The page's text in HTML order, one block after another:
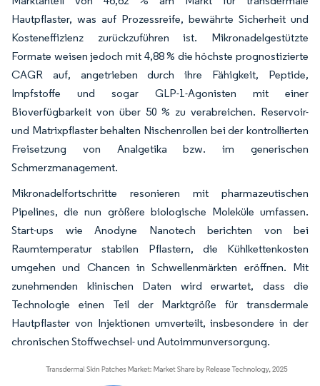
Hautpflaster, was auf Prozessreife, bewährte Sicherheit und
Kosteneffizienz zurückzuführen ist. Mikronadelgestützte
Formate weisen jedoch mit 4,88 % die höchste prognostizierte
CAGR auf, angetrieben durch ihre Fähigkeit, Peptide,
Impfstoffe und sogar GLP-1-Agonisten mit einer
Bioverfügbarkeit von über 50 % zu verabreichen. Reservoir-
und Matrixpflaster behalten Nischenrollen bei der kontrollierten
Freisetzung von Analgetika bzw. im generischen
Schmerzmanagement.
Mikronadelfortschritte resonieren mit pharmazeutischen
Pipelines, die nun größere biologische Moleküle umfassen.
Start-ups wie Anodyne Nanotech berichten von bei
Raumtemperatur stabilen Pflastern, die Kühlkettenkosten
umgehen und Chancen in Schwellenmärkten eröffnen. Mit
zunehmenden klinischen Daten wird erwartet, dass die
Technologie einen Teil der Marktgröße für transdermale
Hautpflaster von Injektionen umverteilt, insbesondere in der
chronischen Stoffwechsel- und Autoimmunversorgung.